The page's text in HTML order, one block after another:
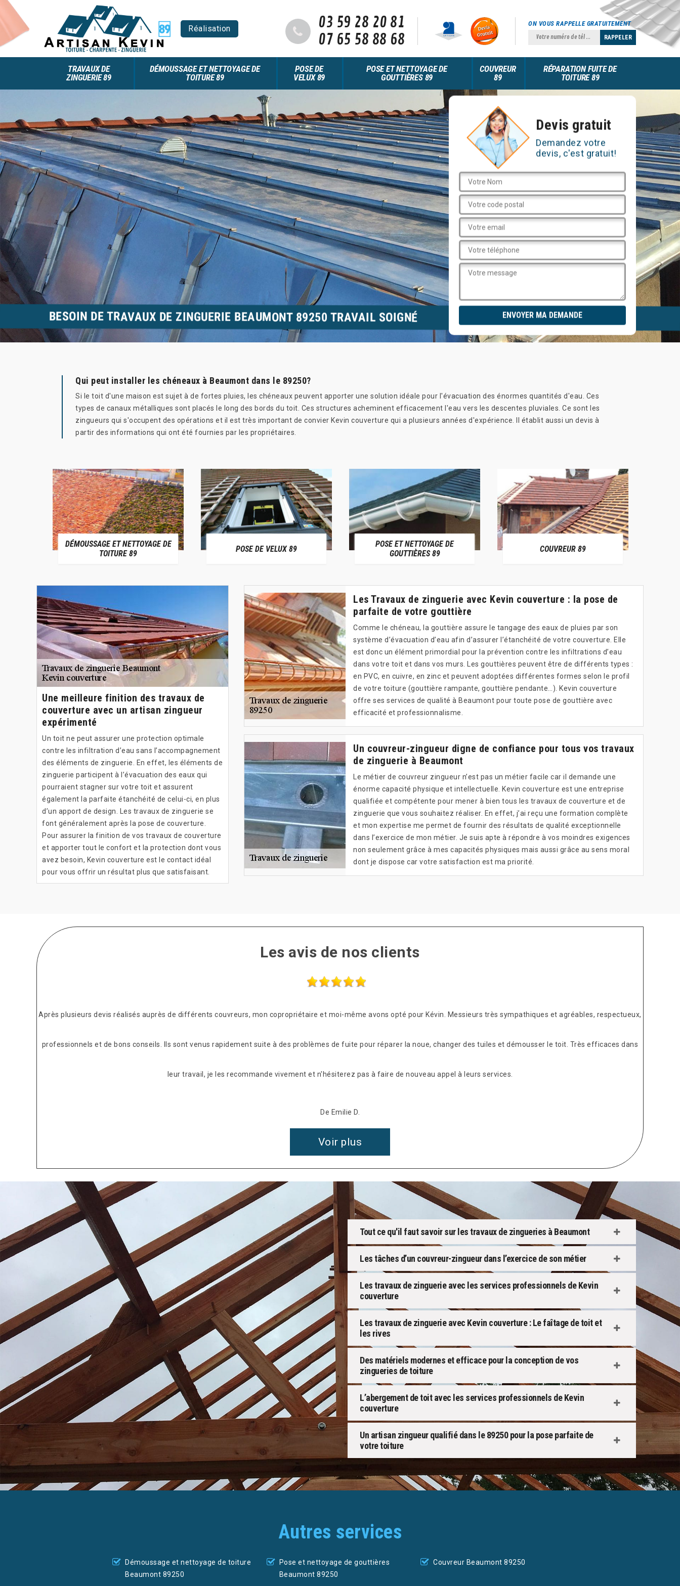
Réalisation
03 59 28 20 81
07 65 58 88 68
ON VOUS RAPPELLE GRATUITEMENT
TRAVAUX DE
ZINGUERIE 89
DÉMOUSSAGE ET NETTOYAGE DE
TOITURE 89
POSE DE
VELUX 89
POSE ET NETTOYAGE DE
GOUTTIÈRES 89
COUVREUR
89
RÉPARATION FUITE DE
TOITURE 89
Devis gratuit
Demandez votre
devis, c'est gratuit!
BESOIN DE TRAVAUX DE ZINGUERIE BEAUMONT 89250 TRAVAIL SOIGNÉ
Qui peut installer les chéneaux à Beaumont dans le 89250?
Si le toit d'une maison est sujet à de fortes pluies, les chéneaux peuvent apporter une solution idéale pour l'évacuation des énormes quantités d'eau. Ces
types de canaux métalliques sont placés le long des bords du toit. Ces structures acheminent efficacement l'eau vers les descentes pluviales. Ce sont les
zingueurs qui s'occupent des opérations et il est très important de convier Kevin couverture qui a plusieurs années d'expérience. Il établit aussi un devis à
partir des informations qui ont été fournies par les propriétaires.
DÉMOUSSAGE ET NETTOYAGE DE
TOITURE 89
POSE DE VELUX 89
POSE ET NETTOYAGE DE
GOUTTIÈRES 89
COUVREUR 89
Une meilleure finition des travaux de
couverture avec un artisan zingueur
expérimenté
Un toit ne peut assurer une protection optimale
contre les infiltration d’eau sans l’accompagnement
des éléments de zinguerie. En effet, les éléments de
zinguerie participent à l’évacuation des eaux qui
pourraient stagner sur votre toit et assurent
également la parfaite étanchéité de celui-ci, en plus
d’un apport de design. Les travaux de zinguerie se
font généralement après la pose de couverture.
Pour assurer la finition de vos travaux de couverture
et apporter tout le confort et la protection dont vous
avez besoin, Kevin couverture est le contact idéal
pour vous offrir un résultat plus que satisfaisant.
Les Travaux de zinguerie avec Kevin couverture : la pose de
parfaite de votre gouttière
Comme le chéneau, la gouttière assure le tangage des eaux de pluies par son
système d’évacuation d’eau afin d’assurer l’étanchéité de votre couverture. Elle
est donc un élément primordial pour la prévention contre les infiltrations d’eau
dans votre toit et dans vos murs. Les gouttières peuvent être de différents types :
en PVC, en cuivre, en zinc et peuvent adoptées différentes formes selon le profil
de votre toiture (gouttière rampante, gouttière pendante…). Kevin couverture
offre ses services de qualité à Beaumont pour toute pose de gouttière avec
efficacité et professionnalisme.
Un couvreur-zingueur digne de confiance pour tous vos travaux
de zinguerie à Beaumont
Le métier de couvreur zingueur n’est pas un métier facile car il demande une
énorme capacité physique et intellectuelle. Kevin couverture est une entreprise
qualifiée et compétente pour mener à bien tous les travaux de couverture et de
zinguerie que vous souhaitez réaliser. En effet, j’ai reçu une formation complète
et mon expertise me permet de fournir des résultats de qualité exceptionnelle
dans l’exercice de mon métier. Je suis apte à répondre à vos moindres exigences
non seulement grâce à mes capacités physiques mais aussi grâce au sens moral
dont je dispose car votre satisfaction est ma priorité.
Les avis de nos clients
Après plusieurs devis réalisés auprès de différents couvreurs, mon copropriétaire et moi-même avons opté pour Kévin. Messieurs très sympathiques et agréables, respectueux,
professionnels et de bons conseils. Ils sont venus rapidement suite à des problèmes de fuite pour réparer la noue, changer des tuiles et démousser le toit. Très efficaces dans
leur travail, je les recommande vivement et n'hésiterez pas à faire de nouveau appel à leurs services.
De Emilie D.
Voir plus
Tout ce qu'il faut savoir sur les travaux de zingueries à Beaumont
Les tâches d’un couvreur-zingueur dans l’exercice de son métier
Les travaux de zinguerie avec les services professionnels de Kevin
couverture
Les travaux de zinguerie avec Kevin couverture : Le faîtage de toit et
les rives
Des matériels modernes et efficace pour la conception de vos
zingueries de toiture
L’abergement de toit avec les services professionnels de Kevin
couverture
Un artisan zingueur qualifié dans le 89250 pour la pose parfaite de
votre toiture
Autres services
Démoussage et nettoyage de toiture
Beaumont 89250
Pose et nettoyage de gouttières
Beaumont 89250
Couvreur Beaumont 89250